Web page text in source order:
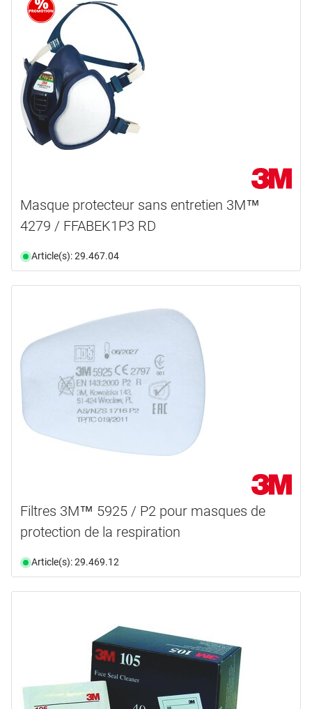
Masque protecteur sans entretien 3M™
4279 / FFABEK1P3 RD
Article(s): 29.467.04
Filtres 3M™ 5925 / P2 pour masques de
protection de la respiration
Article(s): 29.469.12